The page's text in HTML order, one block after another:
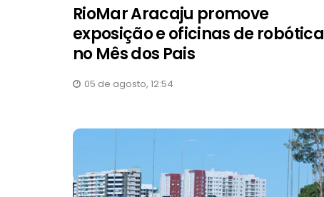
RioMar Aracaju promove
exposição e oficinas de robótica
no Mês dos Pais
05 de agosto, 12:54